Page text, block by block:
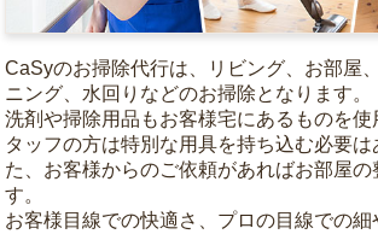
CaSyのお掃除代行は、リビング、お部屋
ニング、水回りなどのお掃除となります。
洗剤や掃除用品もお客様宅にあるものを使
タッフの方は特別な用具を持ち込む必要は
た、お客様からのご依頼があればお部屋の
す。
お客様目線での快適さ、プロの目線での